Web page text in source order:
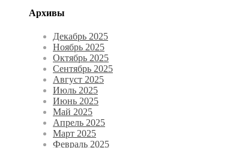
Архивы
Декабрь 2025
Ноябрь 2025
Октябрь 2025
Сентябрь 2025
Август 2025
Июль 2025
Июнь 2025
Май 2025
Апрель 2025
Март 2025
Февраль 2025